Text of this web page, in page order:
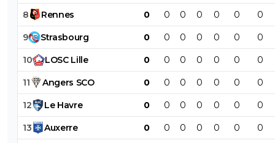
8 Rennes 0 0 0 0 0 0 0
9 Strasbourg 0 0 0 0 0 0 0
10 LOSC Lille 0 0 0 0 0 0 0
11 Angers SCO 0 0 0 0 0 0 0
12 Le Havre 0 0 0 0 0 0 0
13 Auxerre 0 0 0 0 0 0 0